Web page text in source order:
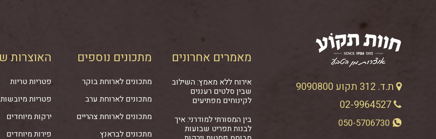
ת.ד. 312 תקוע 9090800
מאמרים אחרונים
אירוח ללא מאמץ: השילוב
שבין סלטים רעננים
לקינוחים מפתיעים
בין המסורתי למודרני: איך
לבנות תפריט שבועות
מתכונים נוספים
מתכונים לארוחת בוקר
מתכונים לארוחת ערב
מתכונים לארוחת צהריים
מתכונים לבראנץ
האוצרות
פטריות טריות
פטריות מיובשות
ירקות מיוחדים
פירות מיוחדים